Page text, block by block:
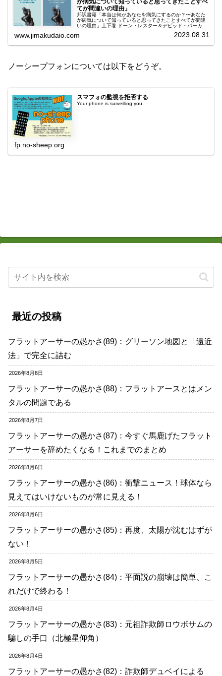
てが間違いの理由」
邦訳書籍「本当は何があなたを病気にするのか？〜あなた
が病気について知っていると思ってきたことすべてが間違
いの理由」上下巻 ドーン・レスター＆デビッド・パーカー
ヒカルランド刊上巻上巻内容...
www.jimakudaio.com 2023.08.31
ノーシープフォンについては以下をどうぞ。
スマフォの監視を拒否する
Your phone is surveilling you
fp.no-sheep.org
最近の投稿
フラットアーサーの愚かさ(89)：グリーソン地図と「遠近
法」で完全に詰む
2026年8月8日
フラットアーサーの愚かさ(88)：フラットアースとはメン
タルの問題である
2026年8月7日
フラットアーサーの愚かさ(87)：今すぐ馬鹿げたフラット
アーサーを辞めたくなる！これまでのまとめ
2026年8月6日
フラットアーサーの愚かさ(86)：衝撃ニュース！球体なら
見えてはいけないものが常に見える！
2026年8月6日
フラットアーサーの愚かさ(85)：再度、太陽が沈むはずが
ない！
2026年8月5日
フラットアーサーの愚かさ(84)：平面説の崩壊は簡単、こ
れだけで終わる！
2026年8月4日
フラットアーサーの愚かさ(83)：元祖詐欺師ロウボサムの
騙しの手口（北極星仰角）
2026年8月4日
フラットアーサーの愚かさ(82)：詐欺師デュベイによる